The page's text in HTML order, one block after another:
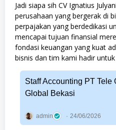
Jadi siapa sih CV Ignatius
perusahaan yang bergerak di
perpajakan yang berdedikasi
mencapai tujuan finansial
fondasi keuangan yang kuat
bisnis dan tim kami hadir
Staff Accounting PT Tele
Global Bekasi
admin 24/06/2026